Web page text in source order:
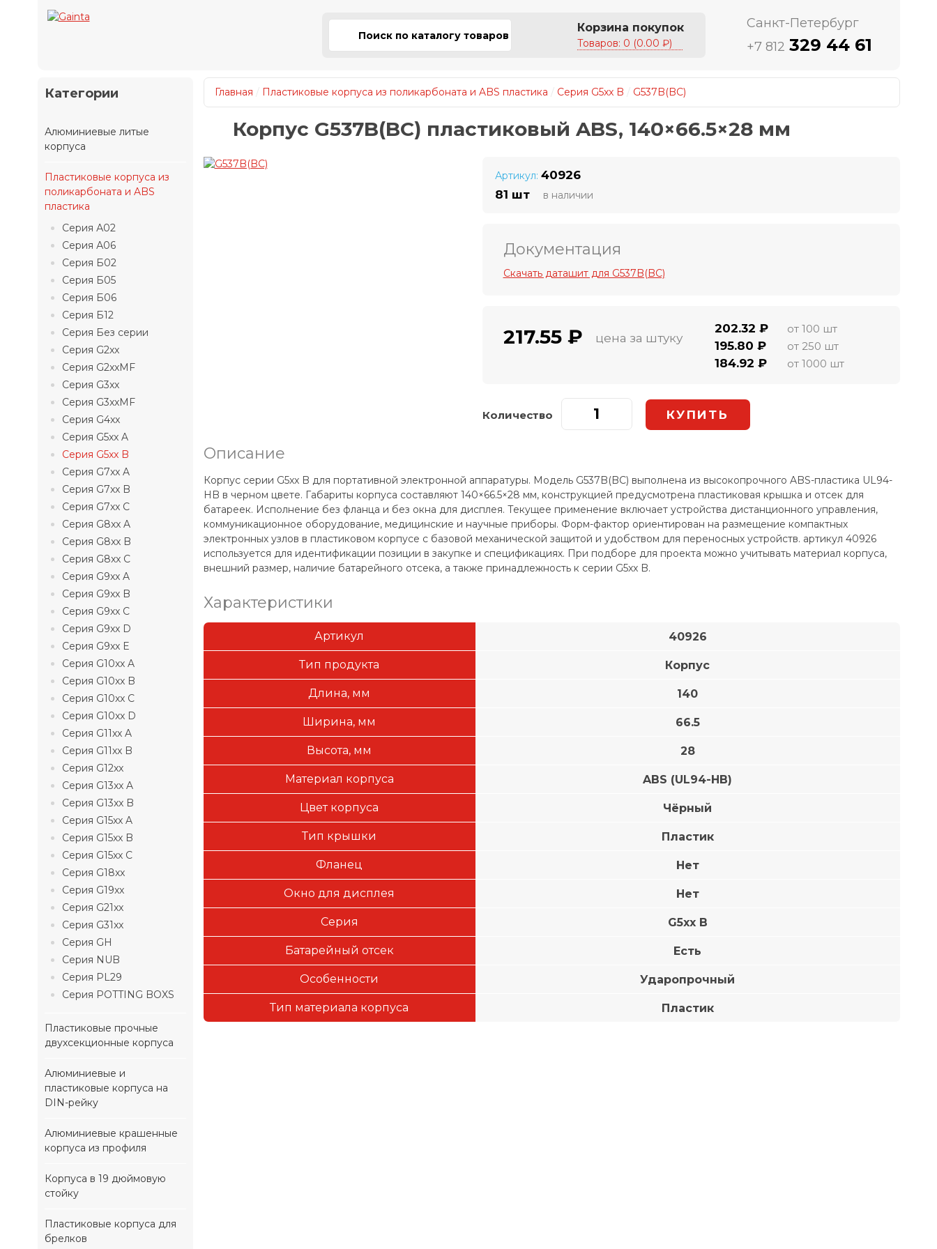
Корзина покупок
Товаров: 0 (0.00 ₽)
Санкт-Петербург
+7 812 329 44 61
Категории
Алюминиевые литые
корпуса
Пластиковые корпуса из
поликарбоната и ABS
пластика
Серия А02
Серия А06
Серия Б02
Серия Б05
Серия Б06
Серия Б12
Серия Без серии
Серия G2xx
Серия G2xxMF
Серия G3xx
Серия G3xxMF
Серия G4xx
Серия G5xx A
Серия G5xx B
Серия G7xx A
Серия G7xx B
Серия G7xx C
Серия G8xx A
Серия G8xx B
Серия G8xx C
Серия G9xx A
Серия G9xx B
Серия G9xx C
Серия G9xx D
Серия G9xx E
Серия G10xx A
Серия G10xx B
Серия G10xx C
Серия G10xx D
Серия G11xx A
Серия G11xx B
Серия G12xx
Серия G13xx A
Серия G13xx B
Серия G15xx A
Серия G15xx B
Серия G15xx C
Серия G18xx
Серия G19xx
Серия G21xx
Серия G31xx
Серия GH
Серия NUB
Серия PL29
Серия POTTING BOXS
Пластиковые прочные
двухсекционные корпуса
Алюминиевые и
пластиковые корпуса на
DIN-рейку
Алюминиевые крашенные
корпуса из профиля
Корпуса в 19 дюймовую
стойку
Пластиковые корпуса для
брелков
Главная Пластиковые корпуса из поликарбоната и ABS пластика Серия G5xx B G537B(BC)
Корпус G537B(BC) пластиковый ABS, 140×66.5×28 мм
Артикул: 40926
81 шт
в наличии
Документация
Скачать даташит для G537B(BC)
217.55 ₽ цена за штуку
202.32 ₽ от 100 шт
195.80 ₽ от 250 шт
184.92 ₽ от 1000 шт
Количество
Описание
Корпус серии G5xx B для портативной электронной аппаратуры. Модель G537B(BC) выполнена из высокопрочного ABS-пластика UL94-
HB в черном цвете. Габариты корпуса составляют 140×66.5×28 мм, конструкцией предусмотрена пластиковая крышка и отсек для
батареек. Исполнение без фланца и без окна для дисплея. Текущее применение включает устройства дистанционного управления,
коммуникационное оборудование, медицинские и научные приборы. Форм-фактор ориентирован на размещение компактных
электронных узлов в пластиковом корпусе с базовой механической защитой и удобством для переносных устройств. артикул 40926
используется для идентификации позиции в закупке и спецификациях. При подборе для проекта можно учитывать материал корпуса,
внешний размер, наличие батарейного отсека, а также принадлежность к серии G5xx B.
Характеристики
Артикул 40926
Тип продукта Корпус
Длина, мм 140
Ширина, мм 66.5
Высота, мм 28
Материал корпуса ABS (UL94-HB)
Цвет корпуса Чёрный
Тип крышки Пластик
Фланец Нет
Окно для дисплея Нет
Серия G5xx B
Батарейный отсек Есть
Особенности Ударопрочный
Тип материала корпуса Пластик